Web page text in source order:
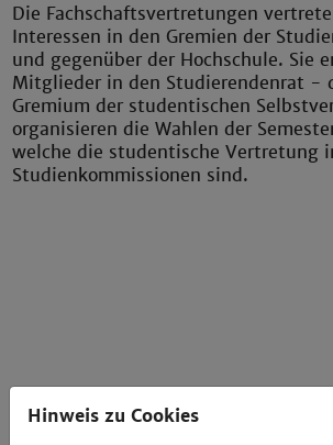
Die Fachschaftsvertretungen
Interessen in den Gremien der
und gegenüber der Hochschule. Sie
Mitglieder in den Studierendenrat -
Gremium der studentischen
organisieren die Wahlen der
welche die studentische Vertretung
Studienkommissionen sind.
Hinweis zu Cookies